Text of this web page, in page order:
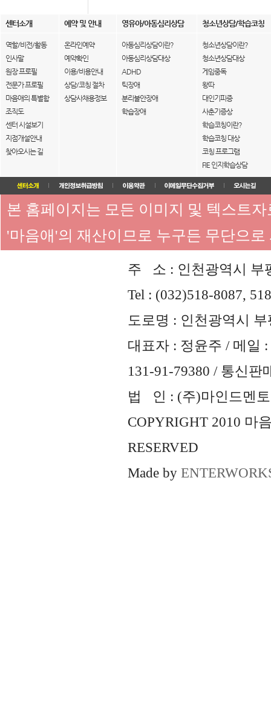
센터소개 예약 및 안내 영유아/아동심리상담 청소년상담/학습코칭
역할/비전/활동
인사말
원장 프로필
전문가 프로필
마음애의 특별함
조직도
센터 시설보기
지점개설안내
찾아오시는 길
온라인예약
예약확인
이용/비용안내
상담/코칭 절차
상담사채용정보
아동심리상담이란?
아동심리상담대상
ADHD
틱장애
분리불안장애
학습장애
청소년상담이란?
청소년상담대상
게임중독
왕따
대인기피증
사춘기증상
학습코칭이란?
학습코칭 대상
코칭 프로그램
FIE 인지학습상담
본 홈페이지는 모든 이미지 및 텍스트
'마음애'의 재산이므로 누구든 무단으
주 소 : 인천광역시 부
Tel : (032)518-8087,
도로명 : 인천광역시
대표자 : 정윤주 / 메일 :
131-91-79380 / 통신판
법 인 : (주)마인드멘토
COPYRIGHT 2010 마
RESERVED
Made by